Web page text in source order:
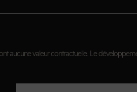
aucune valeur contractuelle. Le